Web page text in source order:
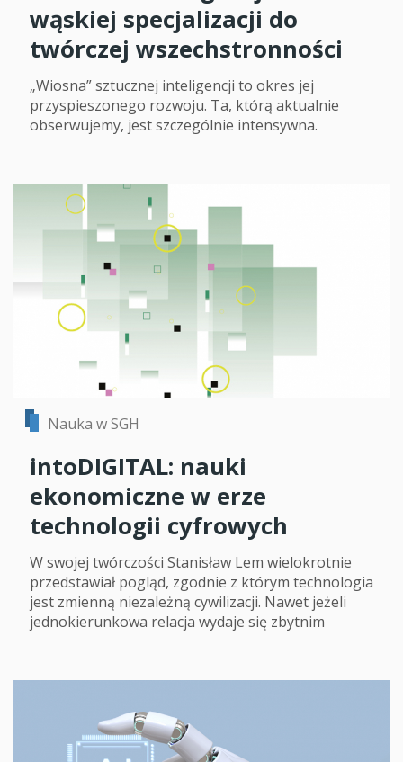
wąskiej specjalizacji do
twórczej wszechstronności
„Wiosna” sztucznej inteligencji to okres jej
przyspieszonego rozwoju. Ta, którą aktualnie
obserwujemy, jest szczególnie intensywna.
Nauka w SGH
intoDIGITAL: nauki
ekonomiczne w erze
technologii cyfrowych
W swojej twórczości Stanisław Lem wielokrotnie
przedstawiał pogląd, zgodnie z którym technologia
jest zmienną niezależną cywilizacji. Nawet jeżeli
jednokierunkowa relacja wydaje się zbytnim